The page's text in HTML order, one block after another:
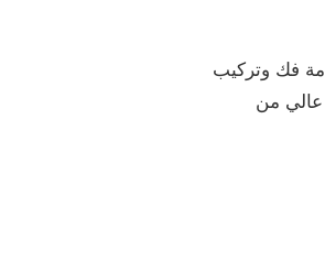
فك وتركيب
عالي من